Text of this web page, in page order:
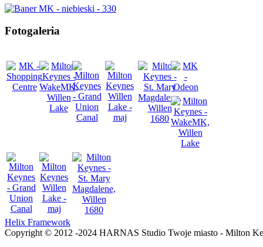
Fotogaleria
Helix Framework
Copyright © 2012 -2024 HARNAS Studio Twoje miasto - Milton